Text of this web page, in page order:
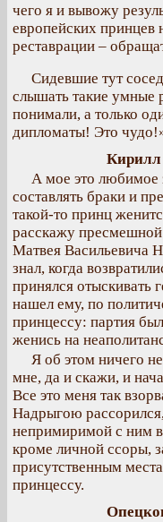
чего я и вывожу
европейских принцев
реставрации –
Сидевшие тут
слышать такие умные
понимали, а только
дипломаты! Это
Кирилл
А мое это любимое
составлять браки и
такой-то принц
расскажу пресмешной
Матвея Васильевича
знал, когда
принялся отыскивать
нашел ему, по
принцессу: партия
женись на
Я об этом ничего
мне, да и скажи, и
Все это меня так
Надрыгою
непримиримой с ним
кроме личной ссоры,
присутственным
принцессу.